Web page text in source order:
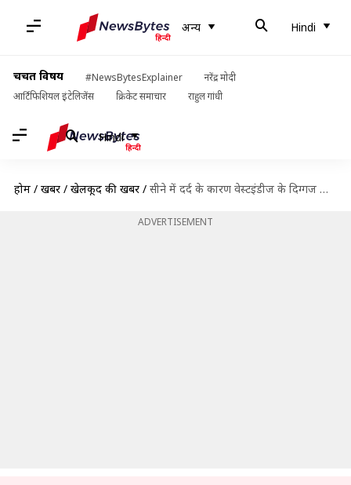
अन्य Hindi
चर्चित विषय #NewsBytesExplainer
नरेंद्र मोदी
आर्टिफिशियल इंटेलिजेंस
क्रिकेट समाचार राहुल गांधी
Hindi
होम / खबरें / खेलकूद की खबरें / सीने में दर्द के कारण वेस्टइंडीज के दिग्गज खिलाड़ी ब्रायन लारा अस्पताल में भर्ती
ADVERTISEMENT